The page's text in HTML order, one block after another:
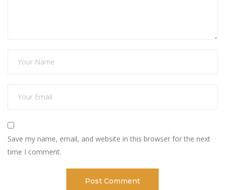
Save my name, email, and website in this browser for the next
time I comment.